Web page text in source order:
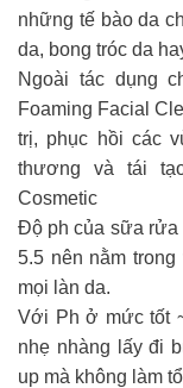
những tế bào da
da, bong tróc da
Ngoài tác dụng
Foaming Facial
trị, phục hồi các
thương và tái
Cosmetic
Độ ph của sữa rửa
5.5 nên nằm
mọi làn da.
Với Ph ở mức tốt
nhẹ nhàng lấy đi
up mà không làm